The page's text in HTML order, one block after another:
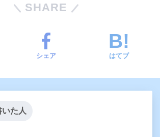
SHARE
シェア はてブ
た人